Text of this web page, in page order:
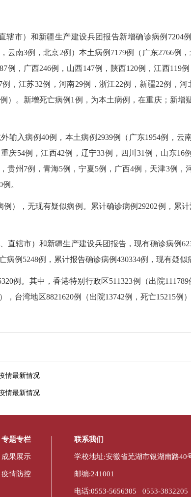
市）和新疆生产建设兵团报告新增确诊病例7204
云南3例，北京2例）本土病例7179例（广东2766例，
例，广西246例，山西147例，陕西120例，江西119例
，江苏32例，河南29例，浙江22例，新疆22例，
）。新增死亡病例1例，为本土病例，在重庆；新增
输入病例40例，本土病例2939例（广东1954例，云
庆54例，江西42例，辽宁33例，四川31例，山东16
贵州7例，青海5例，宁夏5例，广西4例，天津3例，
。
例），无现有疑似病例。累计确诊病例29202例，累
直辖市）和新疆生产建设兵团报告，现有确诊病例
例5248例，累计报告确诊病例430334例，现有疑似
。其中，香港特别行政区511323例（出院111789
台湾地区8821620例（出院13742例，死亡15215例）
情最新情况
情最新情况
专题专栏
成果展示
疫情防控
联系我们
学校地址:安徽省芜湖市银湖南路40
邮编:241001
电话:0553-5656305 0553-3832205